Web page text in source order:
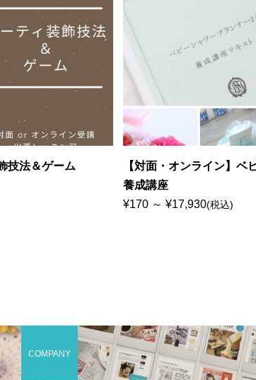
技法＆ゲーム
【対面・オンライン】ベ
養成講座
¥170 ～ ¥17,930(税込)
COMPANY